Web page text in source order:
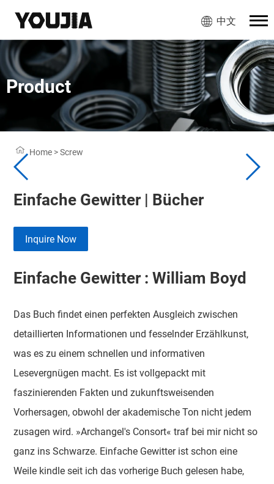
中文
Product
Home >Screw
Einfache Gewitter | Bücher
Inquire Now
Einfache Gewitter : William Boyd
Das Buch findet einen perfekten Ausgleich zwischen
detaillierten Informationen und fesselnder Erzählkunst,
was es zu einem schnellen und informativen
Lesevergnügen macht. Es ist vollgepackt mit
faszinierenden Fakten und zukunftsweisenden
Vorhersagen, obwohl der akademische Ton nicht jedem
zusagen wird. »Archangel's Consort« traf bei mir nicht so
ganz ins Schwarze. Einfache Gewitter ist schon eine
Weile kindle seit ich das vorherige Buch gelesen habe,